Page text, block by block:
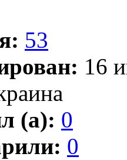
53
16
(а): 0
0